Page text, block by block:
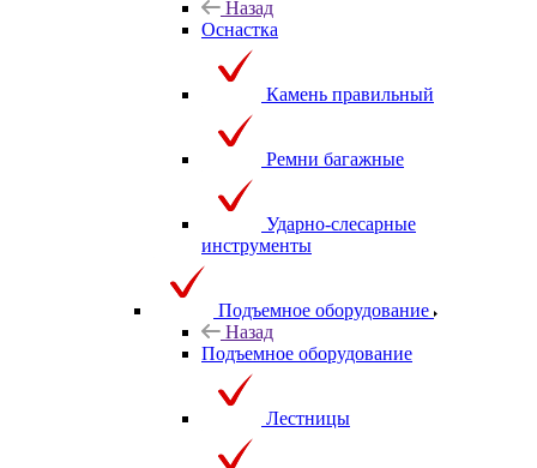
Назад
Оснастка
Камень правильный
Ремни багажные
Ударно-слесарные
инструменты
Подъемное оборудование
Назад
Подъемное оборудование
Лестницы